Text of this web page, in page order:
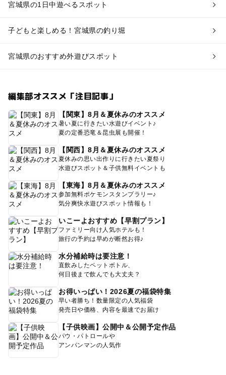
宮城県の1日中遊べるスポット
子どもと楽しめる！宮城県の釣り堀
宮城県のおすすめ外遊びスポット
編集部オススメ「注目記事」
【関東】8月＆夏休みのオススメ
暑い夏に行きたい水遊びイベント♪
夏の定番恐竜＆昆虫展も開催！
【関西】8月＆夏休みのオススメ
夏休みの思い出作りに行きたい夏祭り
水遊びスポット＆子供無料イベントも
【東海】8月＆夏休みのオススメ
参加無料ポケモンスタンプラリー♪
気分爽快水遊びスポット情報も！
いこーよおすすめ【早割プラン】
ファミリー向け人気ホテルも！
旅行の予約は早めが断然お得♪
水分補給時は要注意！
直飲みしたペットボトル、
何日後まで飲んでも大丈夫？
お得いっぱい！2026夏の福袋特集
早い者勝ち！数量限定の人気福袋
発売日や価格、内容を最速でお届け
【子供映画】公開中＆公開予定作品
パウ・パトロールや
アンパンマンの人気作